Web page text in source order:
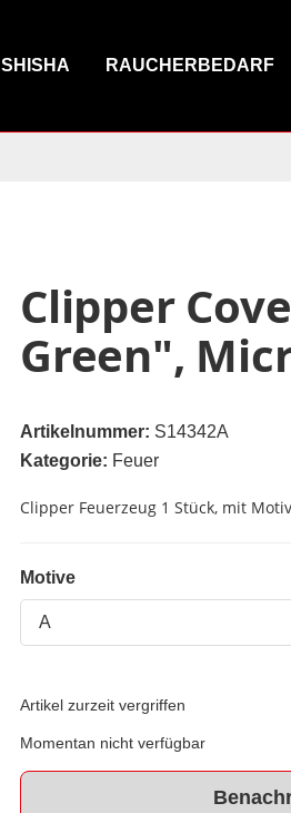
SHISHA RAUCHERBEDARF
Clipper
Green",
Artikelnummer: S14342A
Kategorie: Feuer
Clipper Feuerzeug 1 Stück, mit
Motive
Motive
Artikel zurzeit vergriffen
Momentan nicht verfügbar